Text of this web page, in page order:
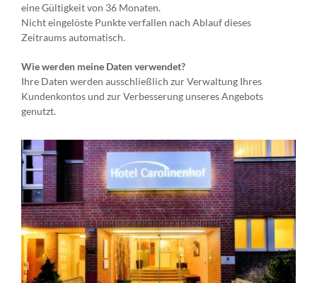
eine Gültigkeit von 36 Monaten.
Nicht eingelöste Punkte verfallen nach Ablauf dieses
Zeitraums automatisch.
Wie werden meine Daten verwendet?
Ihre Daten werden ausschließlich zur Verwaltung Ihres
Kundenkontos und zur Verbesserung unseres Angebots
genutzt.